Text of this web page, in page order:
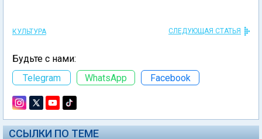
КУЛЬТУРА СЛЕДУЮЩАЯ СТАТЬЯ
Будьте с нами:
Telegram
WhatsApp Facebook
ССЫЛКИ ПО ТЕМЕ